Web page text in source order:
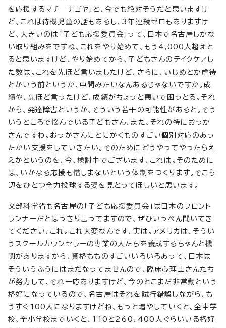
を応援するマチ ナゴヤ」と、今でも絶対そうだと思いますけ
ど、これは待機児童の話もあるし、3年連続ゼロもありますけ
ど、大きいのは「子ども応援委員会」って、日本で名古屋しかな
い取り組みをですね、これをやり始めて、もう4,000人超えと
ると思いますけど、やり始めてから、子どもさんのテイクケアし
た数は。これを先ほど言いましたけど、さらに、いじめとか虐待
とかいう前というか、中間みたいなんあるじゃないですか。成
績や、先ほど言ったけど、成績がちょっと悪いで困っとる。それ
から、発達障害というか、そういう若干の可能性があると。そう
いうところで悩んでいる子どもさん、また、それの特におっか
さんですわ。おっかさんにとにかくものすごい個別対応のあっ
たかい支援をしていきたい。そのためにどうやってやったらえ
えかというのを、今、検討中でございます、これは。そのために
は、いかなる応援も惜しまないという体制をつくります。そこら
辺をひとつ全力投球する姿を見とってほしいと思います。
文部科学省も名古屋の「子ども応援委員会」は日本のフロント
ランナーだとはっきり言ってますので、ぜひいっぺん聞いてき
てください、これ。これ大変なんです、実は。アメリカは、そうい
うスクールカウンセラーの専業の人たちを養成するちゃんと機
関がありますから、資格もものすごいいろいろあって、日本は
そういうふうにはまだなってませんので、臨床心理士さんたち
が努力して、それ一応ありますけど、今のとこまだ非常勤という
格好になっているので、名古屋はそれを試行錯誤しながら、も
うすぐ100人になりますけどね、もっと増やしていくと。全中学
校、全小学校までいくと、110と260、400人ぐらいいる格好